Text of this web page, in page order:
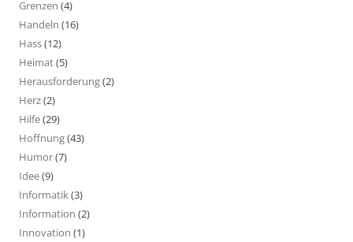
Grenzen (4)
Handeln (16)
Hass(12)
Heimat(5)
Herausforderung(2)
Herz(2)
Hilfe(29)
Hoffnung(43)
Humor(7)
Idee(9)
Informatik(3)
Information (2)
Innovation (1)